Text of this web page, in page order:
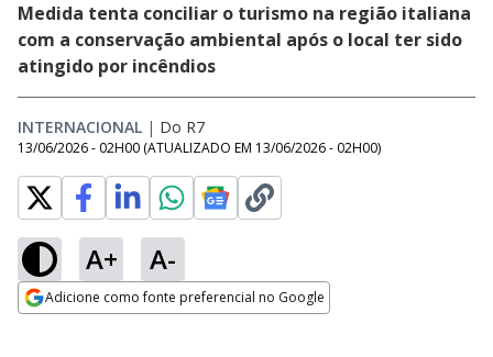
Medida tenta conciliar o turismo na região italiana
com a conservação ambiental após o local ter sido
atingido por incêndios
INTERNACIONAL | Do R7
13/06/2026 - 02H00 (ATUALIZADO EM 13/06/2026 - 02H00)
A+ A-
Adicione como fonte preferencial no Google